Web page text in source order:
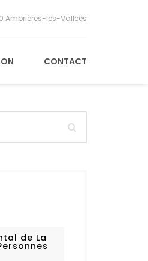
Ambrières-les-Vallées
CONTACT
de La